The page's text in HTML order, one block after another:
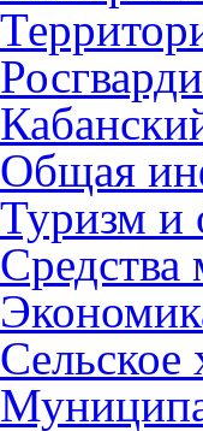
Общая
Туризм и
Сельское